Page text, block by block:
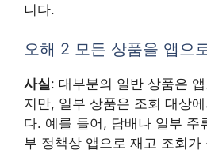
니다.
오해 2 모든 상품을 앱으
사실: 대부분의 일반 상품은
지만, 일부 상품은 조회 대상
다. 예를 들어, 담배나 일부 주
부 정책상 앱으로 재고 조회가